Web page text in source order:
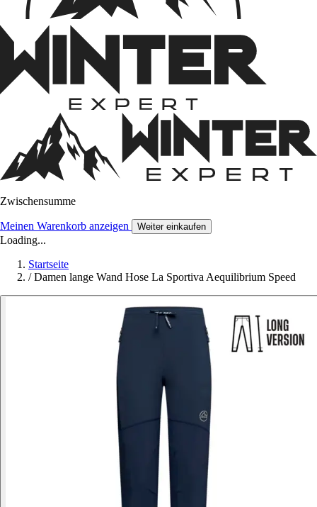
Zwischensumme
Meinen Warenkorb anzeigen Weiter einkaufen
Loading...
Startseite
/ Damen lange Wand Hose La Sportiva Aequilibrium Speed